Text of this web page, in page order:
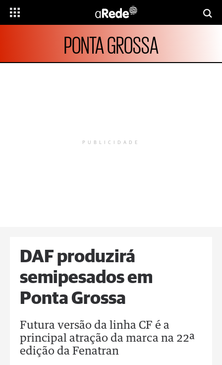
PONTA GROSSA
PUBLICIDADE
DAF produzirá
semipesados em
Ponta Grossa
Futura versão da linha CF é a
principal atração da marca na 22ª
edição da Fenatran